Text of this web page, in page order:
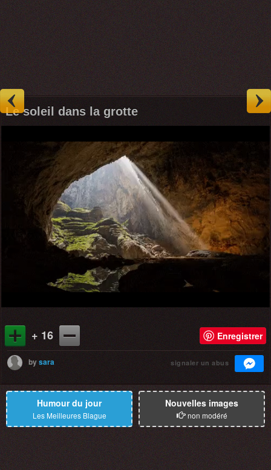
Le soleil dans la grotte
+ 16 Enregistrer
bysara signaler un abus
Humour du jour
Les Meilleures Blague
Nouvelles images
non modéré